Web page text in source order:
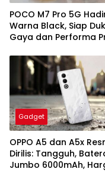
POCO M7 Pro 5G
Warna Black, Siap
Gaya dan Performa
Gadget
OPPO A5 dan A5x
Dirilis: Tangguh,
Jumbo 6000mAh,